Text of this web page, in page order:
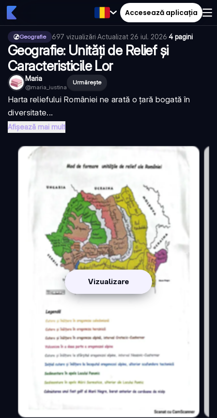
Accesează aplicația
Geografie 697 vizualizări·Actualizat 26 iul. 2026·4 pagini
Geografie: Unități de Relief și
Caracteristicile Lor
Maria
@maria_iustina
Urmărește
Harta reliefului României ne arată o țară bogată în
diversitate...
Afișează mai mult
Vizualizare